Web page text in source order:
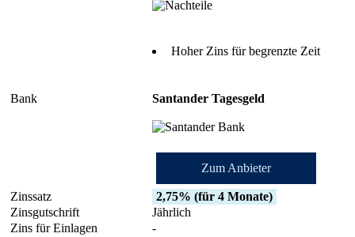
Hoher Zins für begrenzte Zeit
Santander Tagesgeld
Zum Anbieter
2,75% (für 4 Monate)
Jährlich
-